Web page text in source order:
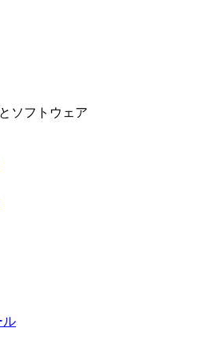
ソフトウェア
ル